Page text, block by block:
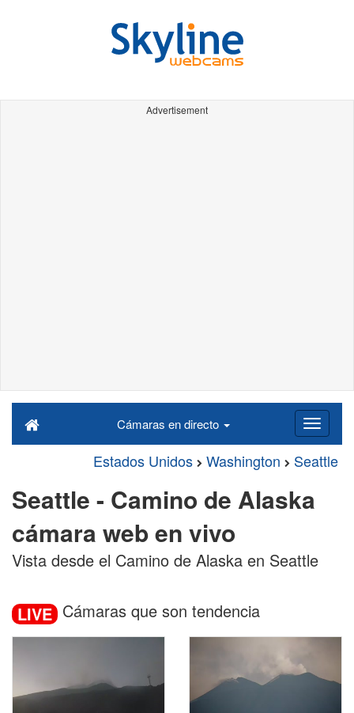
Advertisement
Cámaras en directo
Estados Unidos Washington Seattle
Seattle - Camino de Alaska
cámara web en vivo
Vista desde el Camino de Alaska en Seattle
LIVE Cámaras que son tendencia